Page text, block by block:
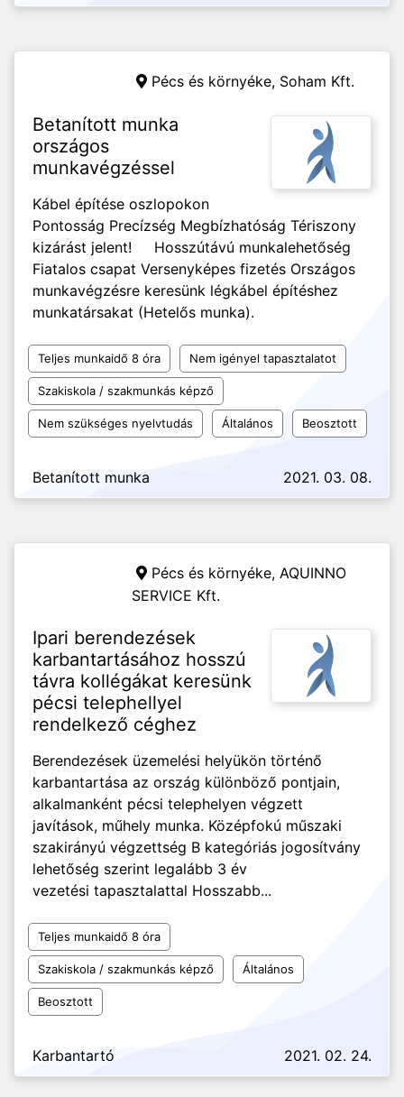
Pécs és környéke, Soham Kft.
Betanított munka
országos
munkavégzéssel
Kábel építése oszlopokon
Pontosság Precízség Megbízhatóság Tériszony
kizárást jelent! Hosszútávú munkalehetőség
Fiatalos csapat Versenyképes fizetés Országos
munkavégzésre keresünk légkábel építéshez
munkatársakat (Hetelős munka).
Teljes munkaidő 8 óra Nem igényel tapasztalatot
Szakiskola / szakmunkás képző
Nem szükséges nyelvtudás Általános Beosztott
Betanított munka 2021. 03. 08.
Pécs és környéke, AQUINNO
SERVICE Kft.
Ipari berendezések
karbantartásához hosszú
távra kollégákat keresünk
pécsi telephellyel
rendelkező céghez
Berendezések üzemelési helyükön történő
karbantartása az ország különböző pontjain,
alkalmanként pécsi telephelyen végzett
javítások, műhely munka. Középfokú műszaki
szakirányú végzettség B kategóriás jogosítvány
lehetőség szerint legalább 3 év
vezetési tapasztalattal Hosszabb...
Teljes munkaidő 8 óra
Szakiskola / szakmunkás képző Általános
Beosztott
Karbantartó 2021. 02. 24.